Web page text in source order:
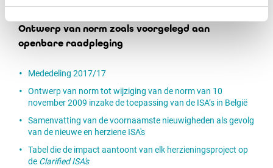
Ontwerp van norm zoals voorgelegd aan
openbare raadpleging
Mededeling 2017/17
Ontwerp van norm tot wijziging van de norm van 10
november 2009 inzake de toepassing van de ISA’s in België
Samenvatting van de voornaamste nieuwigheden als gevolg
van de nieuwe en herziene ISA's
Tabel die de impact aantoont van elk herzieningsproject op
de Clarified ISA's